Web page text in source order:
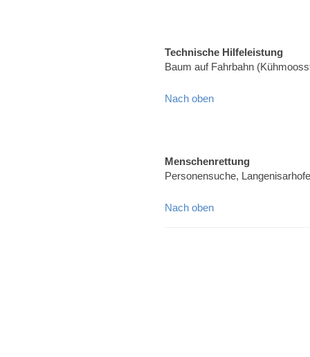
Technische Hilfeleistung
Baum auf Fahrbahn
Nach oben
Menschenrettung
Personensuche,
Nach oben